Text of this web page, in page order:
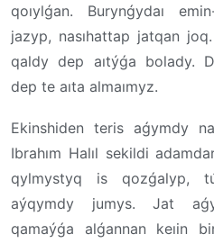
qoıylǵan. Burynǵydaı
jazyp, nasıhattap jatqan
qaldy dep aıtýǵa bolady.
dep te aıta almaımyz.
Ekinshiden teris aǵymdy
Ibrahım Halıl sekildi
qylmystyq is qozǵalyp,
aýqymdy jumys. Jat
qamaýǵa alǵannan keıin